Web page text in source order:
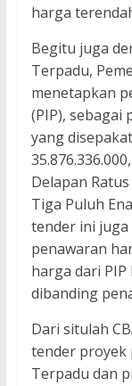
harga
Begitu juga
Terpadu,
menetapkan
(PIP), sebagai
yang
Delapan
Tiga Puluh
tender ini juga
penawaran
harga dari PIP
dibanding
Dari situlah
tender proyek
Terpadu dan